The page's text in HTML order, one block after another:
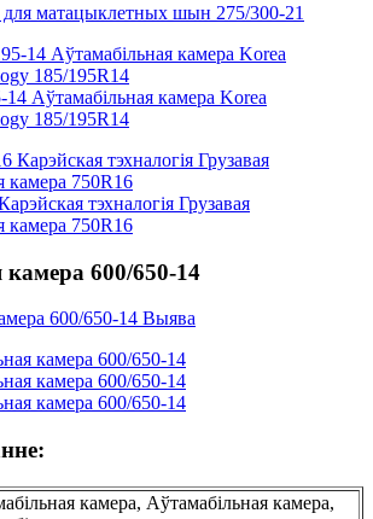
матацыклетных шын 275/300-21
14 Аўтамабільная камера Korea
185/195R14
тэхналогія Грузавая
750R16
камера 600/650-14
камера, Аўтамабільная камера,